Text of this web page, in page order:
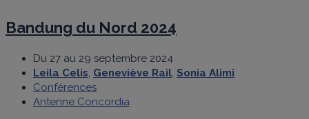
Bandung du Nord 2024
Du 27 au 29 septembre 2024
Leila Celis, Geneviève Rail, Sonia Alimi
Conférences
Antenne Concordia